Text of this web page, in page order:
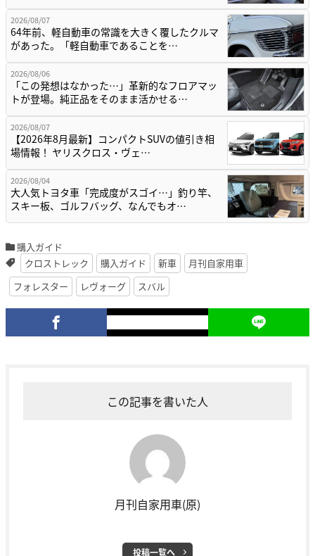
2026/08/07
64年前、軽自動車の常識を大きく覆したクルマ
があった。「軽自動車であることを…
2026/08/06
「この発想はなかった…」革新的なフロアマッ
トが登場。純正品をそのまま活かせる…
2026/08/07
【2026年8月最新】コンパクトSUVの値引き相
場情報！ ヤリスクロス・ヴェ…
2026/08/04
大人気トヨタ車「完成度がスゴイ…」釣り竿、
スキー板、ゴルフバッグ、なんでもオ…
購入ガイド
クロストレック
購入ガイド 新車
月刊自家用車
フォレスター
レヴォーグ スバル
この記事を書いた人
月刊自家用車(原)
投稿一覧へ